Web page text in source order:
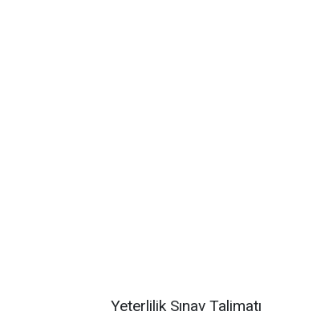
Yeterlilik Sınav Talimatı